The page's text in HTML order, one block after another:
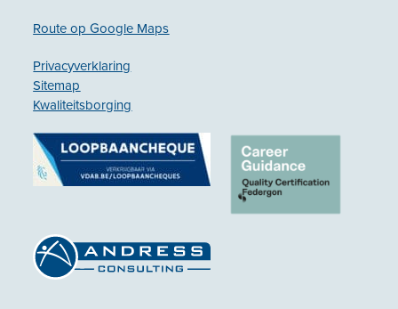
Route op Google Maps
Privacyverklaring
Sitemap
Kwaliteitsborging